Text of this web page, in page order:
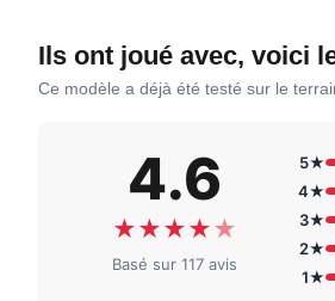
Ils ont joué avec, voici
Ce modèle a déjà été testé sur le
4.6
★★★★★
Basé sur 117 avis
5★
4★
3★
2★
1★